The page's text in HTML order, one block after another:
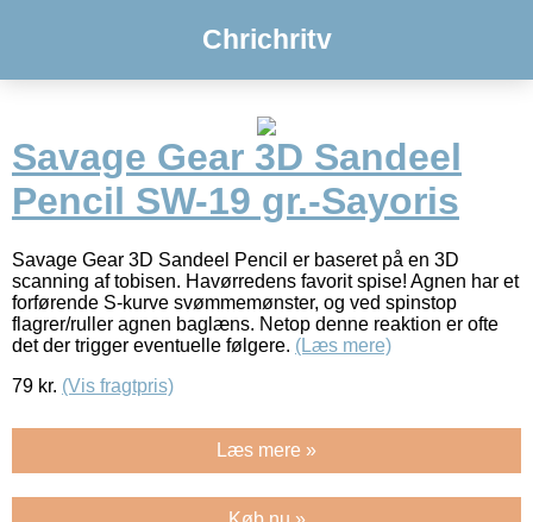
Chrichritv
Savage Gear 3D Sandeel
Pencil SW-19 gr.-Sayoris
Savage Gear 3D Sandeel Pencil er baseret på en 3D
scanning af tobisen. Havørredens favorit spise! Agnen har et
forførende S-kurve svømmemønster, og ved spinstop
flagrer/ruller agnen baglæns. Netop denne reaktion er ofte
det der trigger eventuelle følgere. (Læs mere)
79 kr. (Vis fragtpris)
Læs mere »